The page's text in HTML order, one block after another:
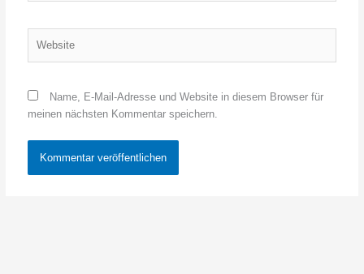
Name, E-Mail-Adresse und Website in diesem Browser für
meinen nächsten Kommentar speichern.